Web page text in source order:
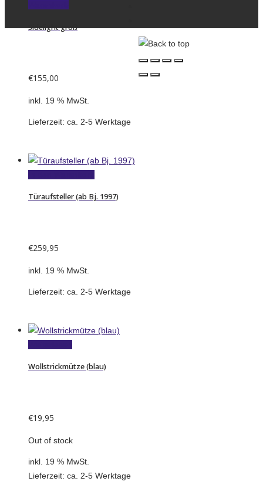
Sidelight groß
€155,00
inkl. 19 % MwSt.
Lieferzeit: ca. 2-5 Werktage
Türaufsteller (ab Bj. 1997)
€259,95
inkl. 19 % MwSt.
Lieferzeit: ca. 2-5 Werktage
Wollstrickmütze (blau)
€19,95
Out of stock
inkl. 19 % MwSt.
Lieferzeit: ca. 2-5 Werktage